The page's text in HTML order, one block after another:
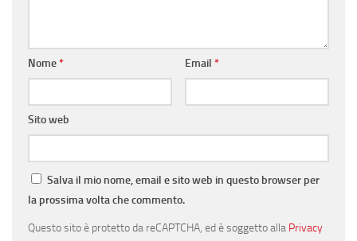
Nome* Email *
Sito web
Salva il mio nome, email e sito web in questo browser per
la prossima volta che commento.
Questo sito è protetto da reCAPTCHA, ed è soggetto alla Privacy